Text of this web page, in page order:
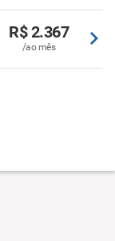
R$ 2.367
/ao mês